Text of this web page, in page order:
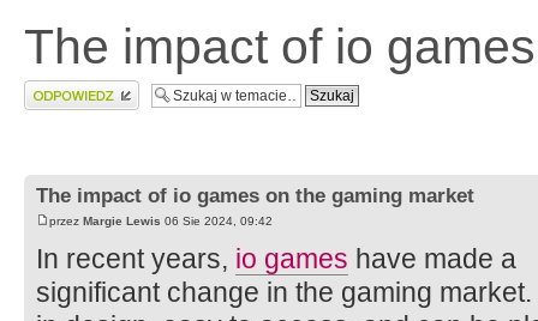
The impact of io
Wyślij odpowiedź
The impact of io games on the gaming market
przez Margie Lewis 06 Sie 2024, 09:42
In recent years, io games have made a
significant change in the gaming